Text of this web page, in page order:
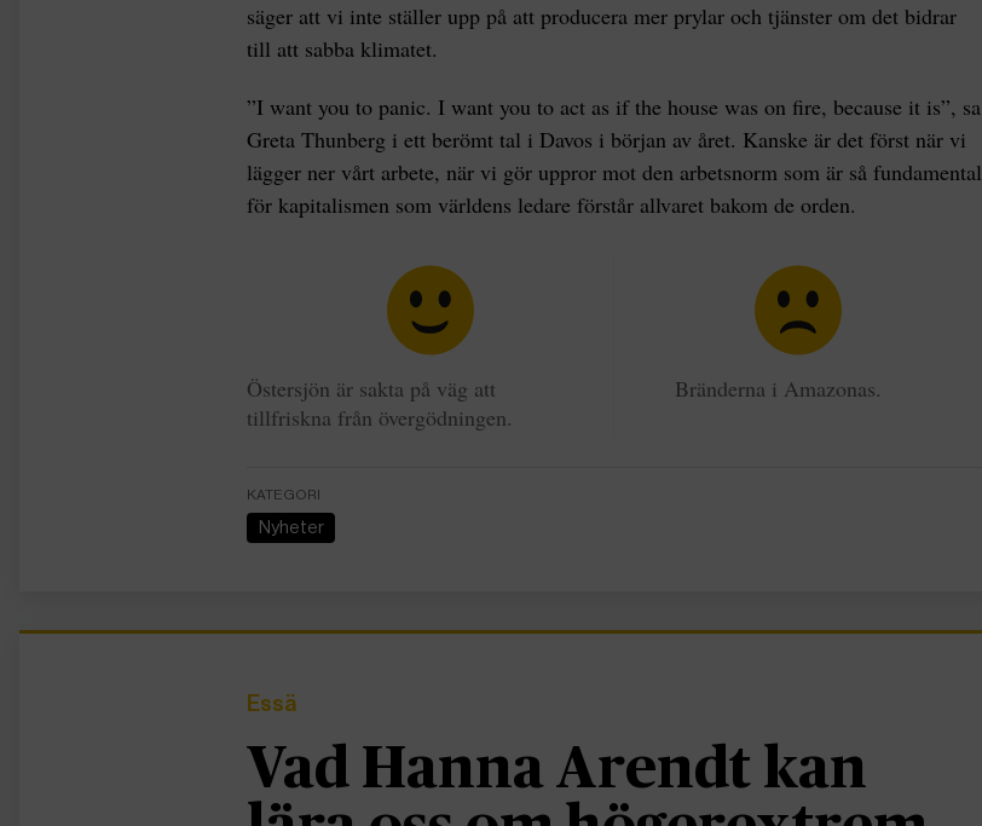
säger att vi inte ställer upp på att producera mer prylar och tjänster om det bidrar
till att sabba klimatet.
”I want you to panic. I want you to act as if the house was on fire, because it is”, sa
Greta Thunberg i ett berömt tal i Davos i början av året. Kanske är det först när vi
lägger ner vårt arbete, när vi gör uppror mot den arbetsnorm som är så fundamental
för kapitalismen som världens ledare förstår allvaret bakom de orden.
Östersjön är sakta på väg att
tillfriskna från övergödningen.
Bränderna i Amazonas.
KATEGORI
Nyheter
Essä
Vad Hanna Arendt kan